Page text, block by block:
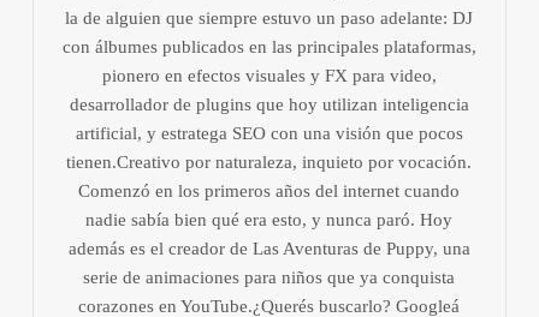
la de alguien que siempre estuvo un paso adelante: DJ
con álbumes publicados en las principales plataformas,
pionero en efectos visuales y FX para video,
desarrollador de plugins que hoy utilizan inteligencia
artificial, y estratega SEO con una visión que pocos
tienen.Creativo por naturaleza, inquieto por vocación.
Comenzó en los primeros años del internet cuando
nadie sabía bien qué era esto, y nunca paró. Hoy
además es el creador de Las Aventuras de Puppy, una
serie de animaciones para niños que ya conquista
corazones en YouTube.¿Querés buscarlo? Googleá